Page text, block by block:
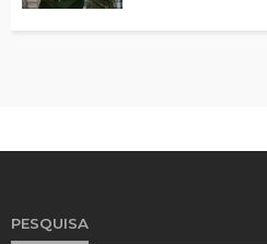
PESQUISA